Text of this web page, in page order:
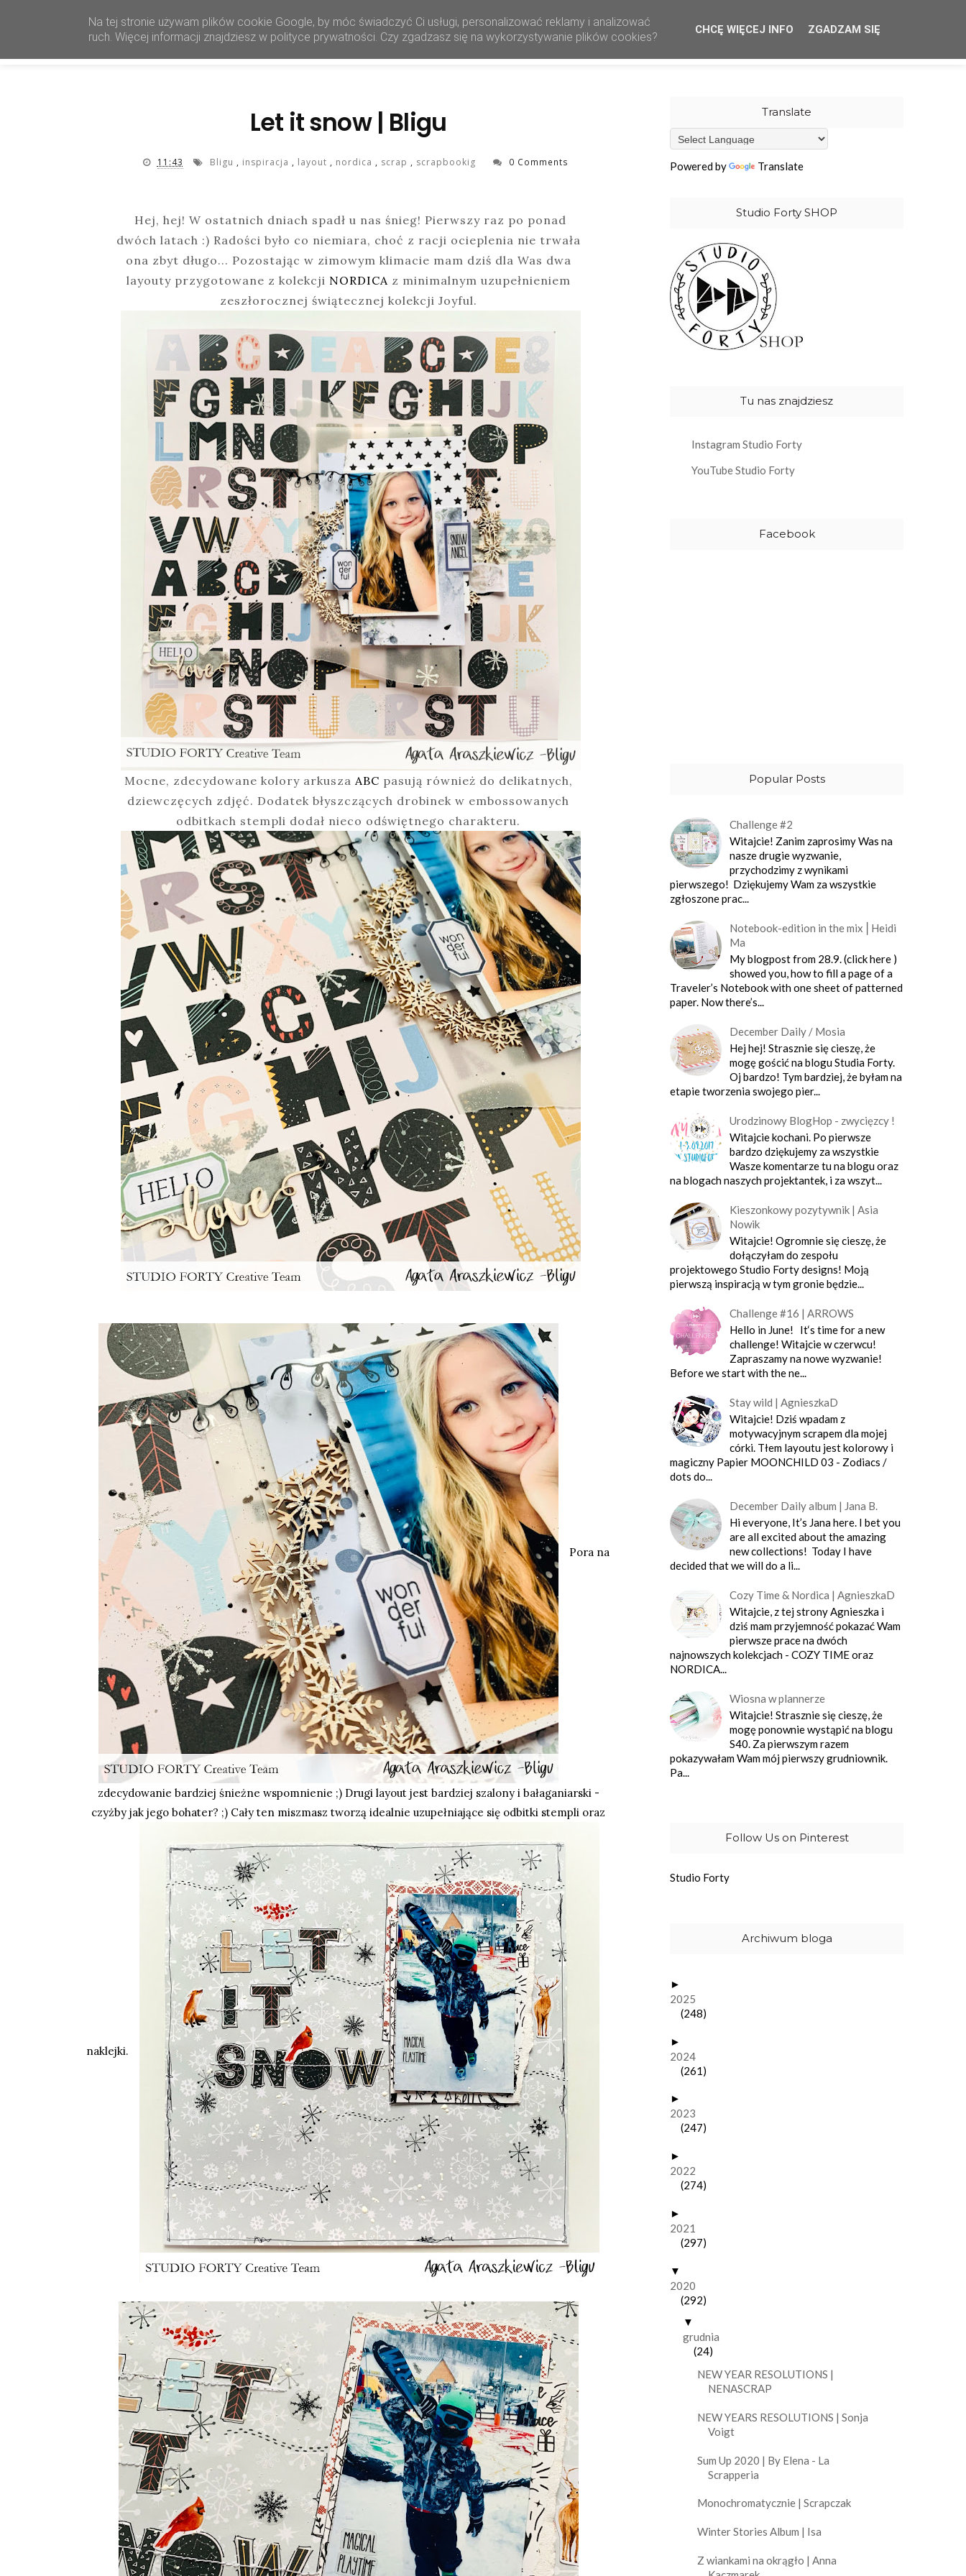
HOME SHOP CREATIVE TEAM WHOLESALE OUR STAMPS
Let it snow | Bligu
11:43 Bligu , inspiracja , layout , nordica , scrap , scrapbookig 0 Comments
Hej, hej! W ostatnich dniach spadł u nas śnieg! Pierwszy raz po ponad
dwóch latach :) Radości było co niemiara, choć z racji ocieplenia nie trwała
ona zbyt długo... Pozostając w zimowym klimacie mam dziś dla Was dwa
layouty przygotowane z kolekcji NORDICAz minimalnym uzupełnieniem
zeszłorocznej świątecznej kolekcji Joyful.
Mocne, zdecydowane kolory arkusza ABC pasują również do delikatnych,
dziewczęcych zdjęć. Dodatek błyszczących drobinek w embossowanych
odbitkach stempli dodał nieco odświętnego charakteru.
Pora na
zdecydowanie bardziej śnieżne wspomnienie ;) Drugi layout jest bardziej szalony i bałaganiarski -
czyżby jak jego bohater? ;) Cały ten miszmasz tworzą idealnie uzupełniające się odbitki stempli oraz
naklejki.
Translate
Powered by Translate
Studio Forty SHOP
Tu nas znajdziesz
Instagram Studio Forty
YouTube Studio Forty
Facebook
Popular Posts
Challenge #2
Witajcie! Zanim zaprosimy Was na
nasze drugie wyzwanie,
przychodzimy z wynikami
pierwszego! Dziękujemy Wam za wszystkie
zgłoszone prac...
Notebook-edition in the mix⎪Heidi
Ma
My blogpost from 28.9. (click here )
showed you, how to fill a page of a
Traveler’s Notebook with one sheet of patterned
paper. Now there’s...
December Daily / Mosia
Hej hej! Strasznie się cieszę, że
mogę gościć na blogu Studia Forty.
Oj bardzo! Tym bardziej, że byłam na
etapie tworzenia swojego pier...
Urodzinowy BlogHop - zwycięzcy !
Witajcie kochani. Po pierwsze
bardzo dziękujemy za wszystkie
Wasze komentarze tu na blogu oraz
na blogach naszych projektantek, i za wszyt...
Kieszonkowy pozytywnik | Asia
Nowik
Witajcie! Ogromnie się cieszę, że
dołączyłam do zespołu
projektowego Studio Forty designs! Moją
pierwszą inspiracją w tym gronie będzie...
Challenge #16 | ARROWS
Hello in June! It‘s time for a new
challenge! Witajcie w czerwcu!
Zapraszamy na nowe wyzwanie!
Before we start with the ne...
Stay wild | AgnieszkaD
Witajcie! Dziś wpadam z
motywacyjnym scrapem dla mojej
córki. Tłem layoutu jest kolorowy i
magiczny Papier MOONCHILD 03 - Zodiacs /
dots do...
December Daily album | Jana B.
Hi everyone, It’s Jana here. I bet you
are all excited about the amazing
new collections! Today I have
decided that we will do a li...
Cozy Time & Nordica | AgnieszkaD
Witajcie, z tej strony Agnieszka i
dziś mam przyjemność pokazać Wam
pierwsze prace na dwóch
najnowszych kolekcjach - COZY TIME oraz
NORDICA...
Wiosna w plannerze
Witajcie! Strasznie się cieszę, że
mogę ponownie wystąpić na blogu
S40. Za pierwszym razem
pokazywałam Wam mój pierwszy grudniownik.
Pa...
Follow Us on Pinterest
Studio Forty
Archiwum bloga
►
2025
(248)
►
2024
(261)
►
2023
(247)
►
2022
(274)
►
2021
(297)
▼
2020
(292)
▼
grudnia
(24)
NEW YEAR RESOLUTIONS |
NENASCRAP
NEW YEARS RESOLUTIONS | Sonja
Voigt
Sum Up 2020 | By Elena - La
Scrapperia
Monochromatycznie | Scrapczak
Winter Stories Album | Isa
Z wiankami na okrągło | Anna
Na tej stronie używam plików cookie Google, by móc świadczyć Ci usługi, personalizować reklamy i analizować
ruch. Więcej informacji znajdziesz w polityce prywatności. Czy zgadzasz się na wykorzystywanie plików cookies?
CHCĘ WIĘCEJ INFO ZGADZAM SIĘ